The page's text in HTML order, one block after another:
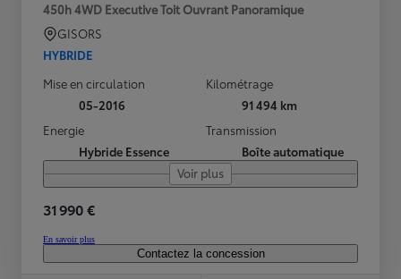
450h 4WD Executive Toit Ouvrant Panoramique
GISORS
HYBRIDE
Mise en circulation
05-2016
Kilométrage
91 494 km
Energie
Hybride Essence
Transmission
Boîte automatique
Voir plus
31 990 €
En savoir plus
Contactez la concession